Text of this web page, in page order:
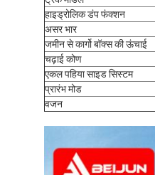
हाइड्रोलिक डंप फंक्शन
असर भार
जमीन से कार्गो बॉक्स की ऊंचाई
चढ़ाई कोण
एकल पहिया साइड सिस्टम
प्रारंभ मोड
वजन